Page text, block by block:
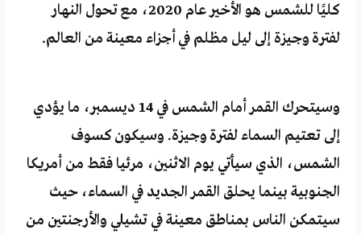
كليًا للشمس هو الأخير عام 2020، مع تحول النهار
لفترة وجيزة إلى ليل مظلم في أجزاء معينة من العالم.
وسيتحرك القمر أمام الشمس في 14 ديسمبر، ما يؤدي
إلى تعتيم السماء لفترة وجيزة. وسيكون كسوف
الشمس، الذي سيأتي يوم الاثنين، مرئيا فقط من أمريكا
الجنوبية بينما يحلق القمر الجديد في السماء، حيث
سيتمكن الناس بمناطق معينة في تشيلي والأرجنتين من